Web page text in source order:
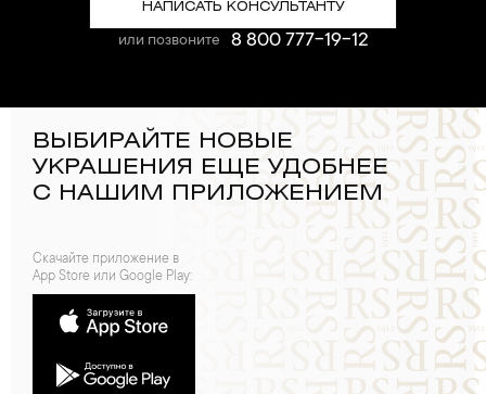
НАПИСАТЬ КОНСУЛЬТАНТУ
или позвоните 8 800 777-19-12
ВЫБИРАЙТЕ НОВЫЕ
УКРАШЕНИЯ ЕЩЕ УДОБНЕЕ
С НАШИМ ПРИЛОЖЕНИЕМ
Скачайте приложение в
App Store или Google Play: